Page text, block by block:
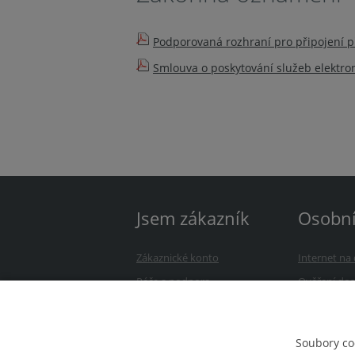
Podporovaná rozhraní pro připojení
Smlouva o poskytování služeb
Jsem zákazník
Zákaznické konto
Péče a podpora
Internet na
Ověření
Soubory